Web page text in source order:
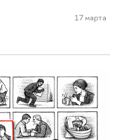
17 марта